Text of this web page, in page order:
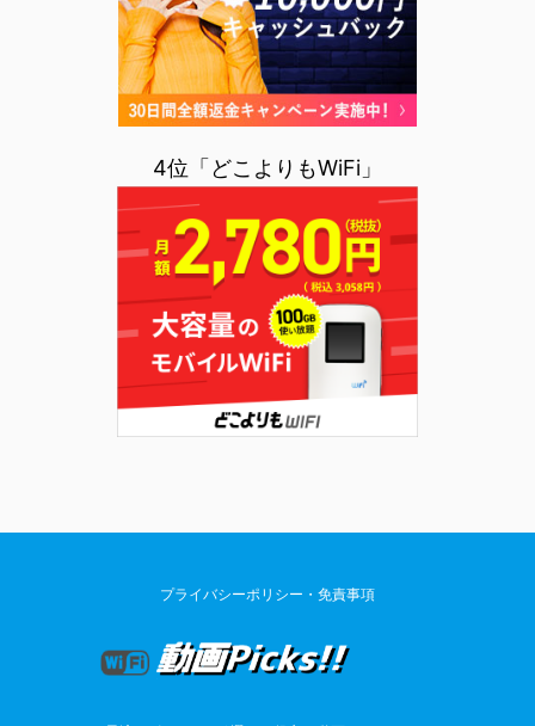
4位「どこよりもWiFi」
プライバシーポリシー・免責事項